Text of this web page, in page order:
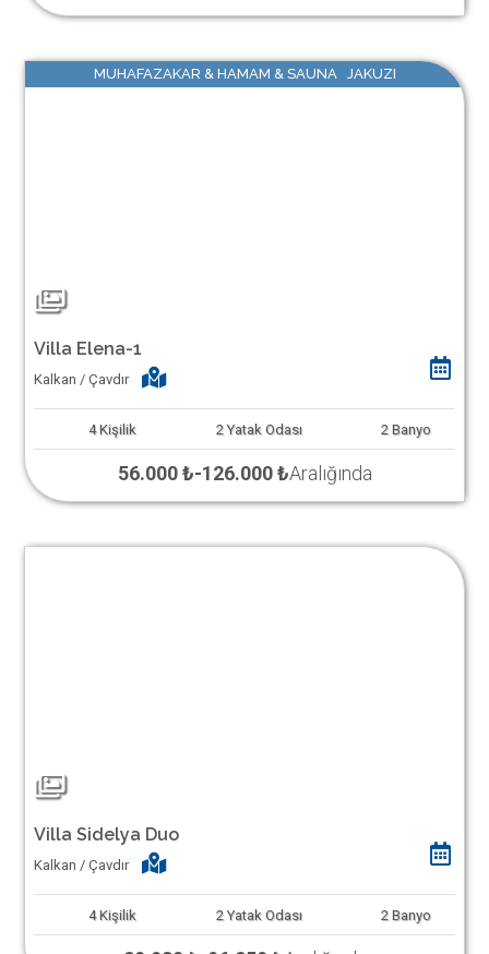
MUHAFAZAKAR & HAMAM & SAUNA JAKUZI
Villa Elena-1
Kalkan / Çavdır
4 Kişilik 2 Yatak Odası 2 Banyo
56.000 ₺-126.000 ₺Aralığında
Villa Sidelya Duo
Kalkan / Çavdır
4 Kişilik 2 Yatak Odası 2 Banyo